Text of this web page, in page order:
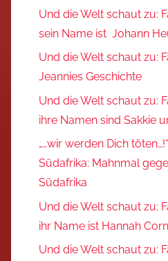
Und die Welt schaut zu:
sein Name ist Johann
Und die Welt schaut zu:
Jeannies Geschichte
Und die Welt schaut zu:
ihre Namen sind Sakkie
„…wir werden Dich
Südafrika: Mahnmal
Südafrika
Und die Welt schaut zu:
ihr Name ist Hannah
Und die Welt schaut zu: